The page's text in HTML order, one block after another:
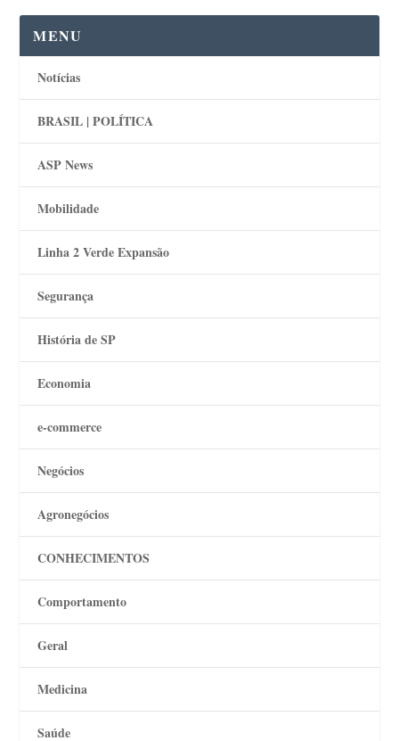
MENU
Notícias
BRASIL | POLÍTICA
ASP News
Mobilidade
Linha 2 Verde Expansão
Segurança
História de SP
Economia
e-commerce
Negócios
Agronegócios
CONHECIMENTOS
Comportamento
Geral
Medicina
Saúde